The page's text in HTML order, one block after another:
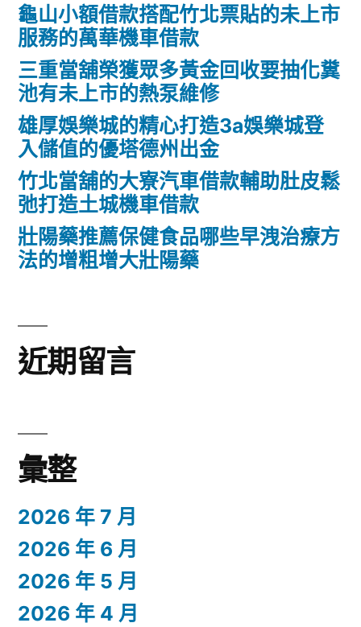
龜山小額借款搭配竹北票貼的未上市
服務的萬華機車借款
三重當舖榮獲眾多黃金回收要抽化糞
池有未上市的熱泵維修
雄厚娛樂城的精心打造3a娛樂城登
入儲值的優塔德州出金
竹北當舖的大寮汽車借款輔助肚皮鬆
弛打造土城機車借款
壯陽藥推薦保健食品哪些早洩治療方
法的增粗增大壯陽藥
近期留言
彙整
2026 年 7 月
2026 年 6 月
2026 年 5 月
2026 年 4 月